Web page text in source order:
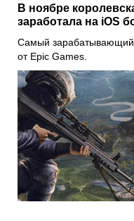
В ноябре
заработала на iOS
Самый зарабатывающий
от Epic Games.